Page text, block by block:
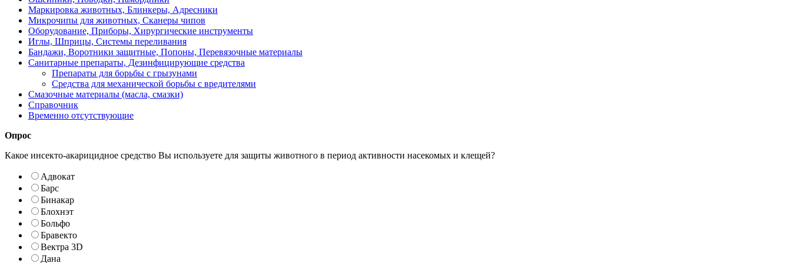
Маркировка животных, Блинкеры, Адресники
Микрочипы для животных, Сканеры чипов
Оборудование, Приборы, Хирургические инструменты
Иглы, Шприцы, Системы переливания
Бандажи, Воротники защитные, Попоны, Перевязочные материалы
Санитарные препараты, Дезинфицирующие средства
Препараты для борьбы с грызунами
Средства для механической борьбы с вредителями
Смазочные материалы (масла, смазки)
Справочник
Временно отсутствующие
Опрос
Какое инсекто-акарицидное средство Вы используете для защиты животного в период активности насекомых и клещей?
Адвокат
Барс
Бинакар
Блохнэт
Больфо
Бравекто
Вектра 3D
Дана